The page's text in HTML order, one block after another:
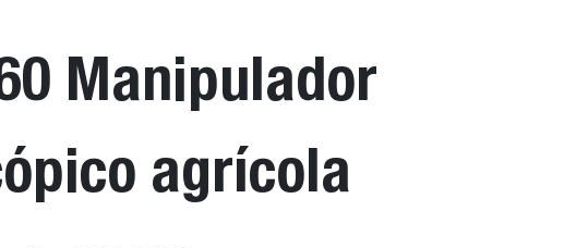
Manipulador
agrícola